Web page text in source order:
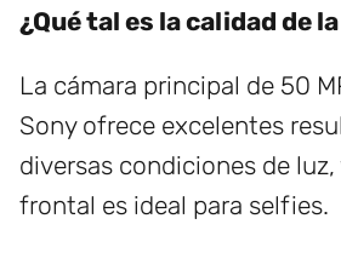
¿Qué tal es la calidad de
La cámara principal de 50
Sony ofrece excelentes
diversas condiciones de luz,
frontal es ideal para selfies.